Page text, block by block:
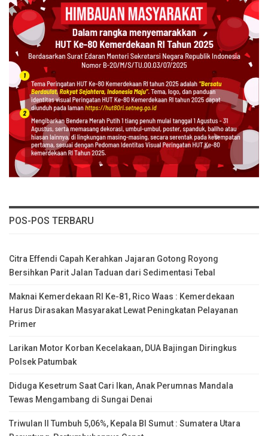
POS-POS TERBARU
Citra Effendi Capah Kerahkan Jajaran Gotong Royong
Bersihkan Parit Jalan Taduan dari Sedimentasi Tebal
Maknai Kemerdekaan RI Ke-81, Rico Waas : Kemerdekaan
Harus Dirasakan Masyarakat Lewat Peningkatan Pelayanan
Primer
Larikan Motor Korban Kecelakaan, DUA Bajingan Diringkus
Polsek Patumbak
Diduga Kesetrum Saat Cari Ikan, Anak Perumnas Mandala
Tewas Mengambang di Sungai Denai
Triwulan II Tumbuh 5,06%, Kepala BI Sumut : Sumatera Utara